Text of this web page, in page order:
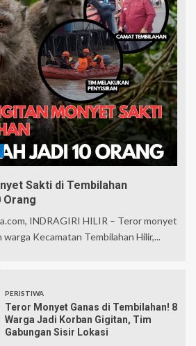
Sakti di Tembilahan
Orang
INDRAGIRI HILIR – Teror monyet
Kecamatan Tembilahan Hilir,...
PERISTIWA
Teror Monyet Ganas di Tembilahan! 8
Warga Jadi Korban Gigitan, Tim
Gabungan Sisir Lokasi